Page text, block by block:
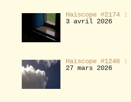
Haïscope #2174 :
3 avril 2026
Haïscope #1246
27 mars 2026